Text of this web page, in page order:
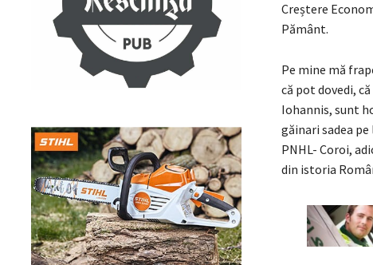
Creștere
Pământ.
Pe mine mă
că pot dovedi,
Iohannis, sunt
găinari sadea
PNHL- Coroi,
din istoria